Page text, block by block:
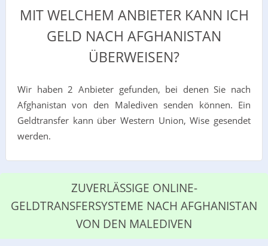
MIT WELCHEM ANBIETER KANN ICH
GELD NACH AFGHANISTAN
ÜBERWEISEN?
Wir haben 2 Anbieter gefunden, bei denen Sie nach
Afghanistan von den Malediven senden können. Ein
Geldtransfer kann über Western Union, Wise gesendet
werden.
ZUVERLÄSSIGE ONLINE-
GELDTRANSFERSYSTEME NACH AFGHANISTAN
VON DEN MALEDIVEN